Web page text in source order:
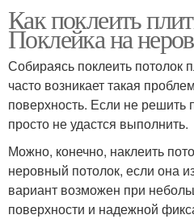
Как поклеить
Поклейка на
Собираясь поклеить потолок
часто возникает такая
поверхность. Если не решить
просто не удастся выполнить.
Можно, конечно, наклеить
неровный потолок, если она
вариант возможен при
поверхности и надежной